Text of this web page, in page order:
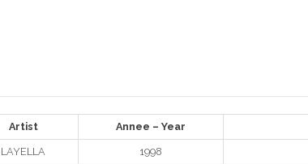
Artist Annee – Year
LAYELLA 1998